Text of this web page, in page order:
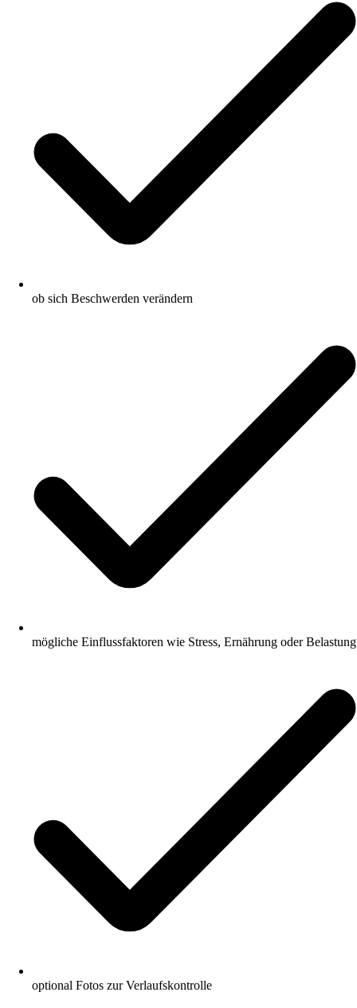
ob sich Beschwerden verändern
mögliche Einflussfaktoren wie Stress, Ernährung oder Belastung
optional Fotos zur Verlaufskontrolle